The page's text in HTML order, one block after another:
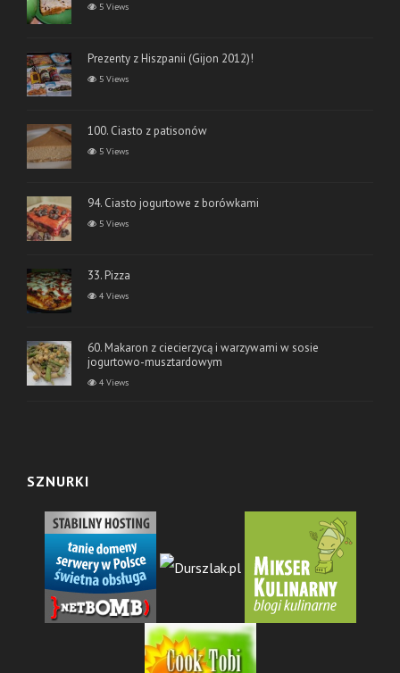
5 Views
Prezenty z Hiszpanii (Gijon 2012)!
5 Views
100. Ciasto z patisonów
5 Views
94. Ciasto jogurtowe z borówkami
5 Views
33. Pizza
4 Views
60. Makaron z ciecierzycą i warzywami w sosie
jogurtowo-musztardowym
4 Views
SZNURKI